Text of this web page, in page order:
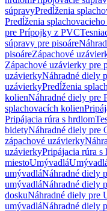
súpravyPredĺženia
Predĺženia
pre Prípojky z PVC
súpravy pre pisoáre
pisoáreZápachové
Zápachové uzávierky pre
uzávierkyNáhradné diely
uzávierkyPredĺženia
kolienNáhradné diely pre
splachovacích kolien
Pripájacia rúra s hrdlom
bidetyNáhradné diely pre
zápachové uzávierky
uzávierkyPripájacia rúra s
miestoUmývadlá
umývadláNáhradné diely
umývadláNáhradné diely
doskuNáhradné diely pre
umývadláNáhradné diely